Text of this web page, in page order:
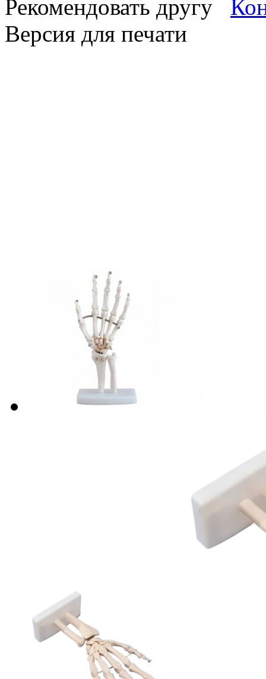
Рекомендовать другу
Версия для печати